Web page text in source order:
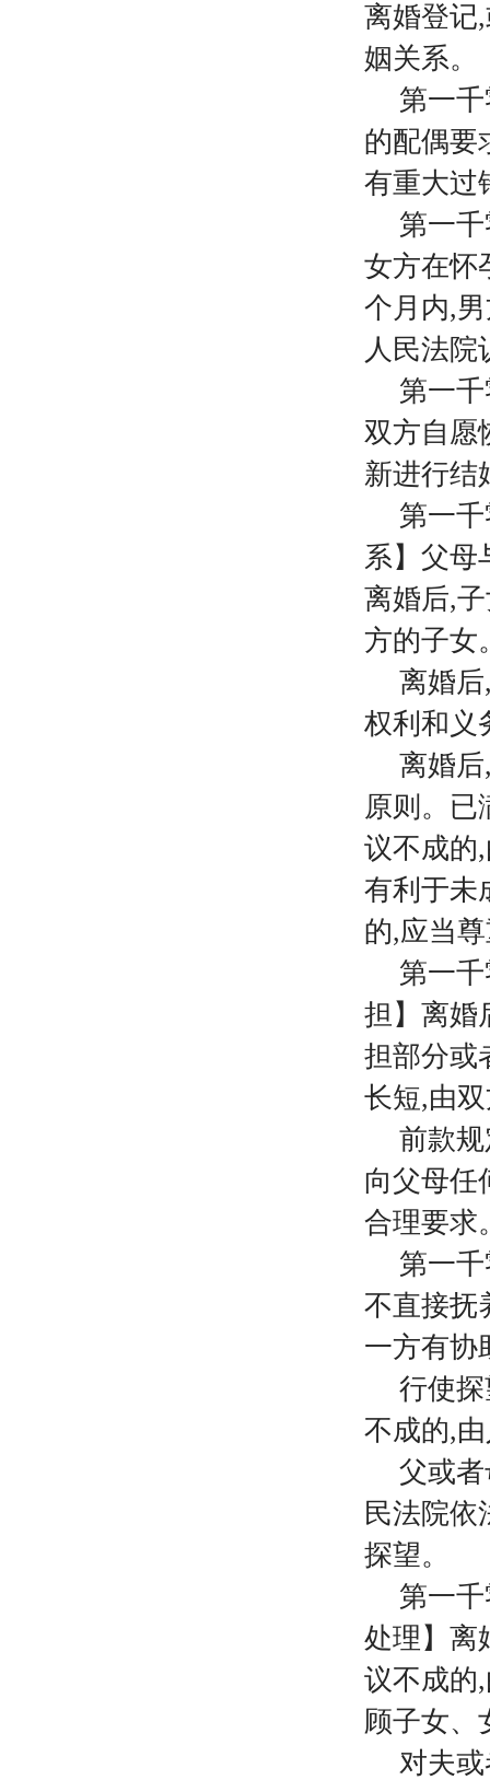
离婚登记
姻关系。
第一
的配偶要
有重大过
第一
女方在怀
个月内,
人民法院
第一
双方自愿
新进行结
第一
系】父母
离婚后,
方的子女
离婚后
权利和义
离婚后
原则。已
议不成的
有利于未
的,应当
第一
担】离婚
担部分或
长短,由
前款
向父母任
合理要求
第一
不直接抚
一方有协
行使
不成的,
父或
民法院依
探望。
第一
处理】离
议不成的
顾子女、
对夫